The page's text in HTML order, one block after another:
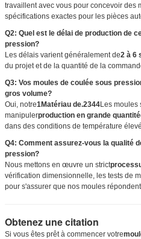
travaillent avec vous pour concevoir des
spécifications exactes pour les pièces
Q2: Quel est le délai de production de
pression?
Les délais varient généralement de2 à 6
du projet et de la quantité de la
Q3: Vos moules de coulée sous
gros volume?
Oui, notre1Matériau de.2344Les moules
manipulerproduction en grande quantité
dans des conditions de température
Q4: Comment assurez-vous la qualité
pression?
Nous mettons en œuvre un strict
vérification dimensionnelle, les tests de
pour s'assurer que nos moules
Obtenez une citation
Si vous êtes prêt à commencer votre